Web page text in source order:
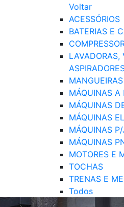
Voltar
ACESSÓRIOS
BATERIAS E
LAVADORAS,
MANGUEIRAS
MÁQUINAS A
MÁQUINAS
MÁQUINAS
MÁQUINAS
MÁQUINAS
MOTORES E
TOCHAS
TRENAS E
Todos